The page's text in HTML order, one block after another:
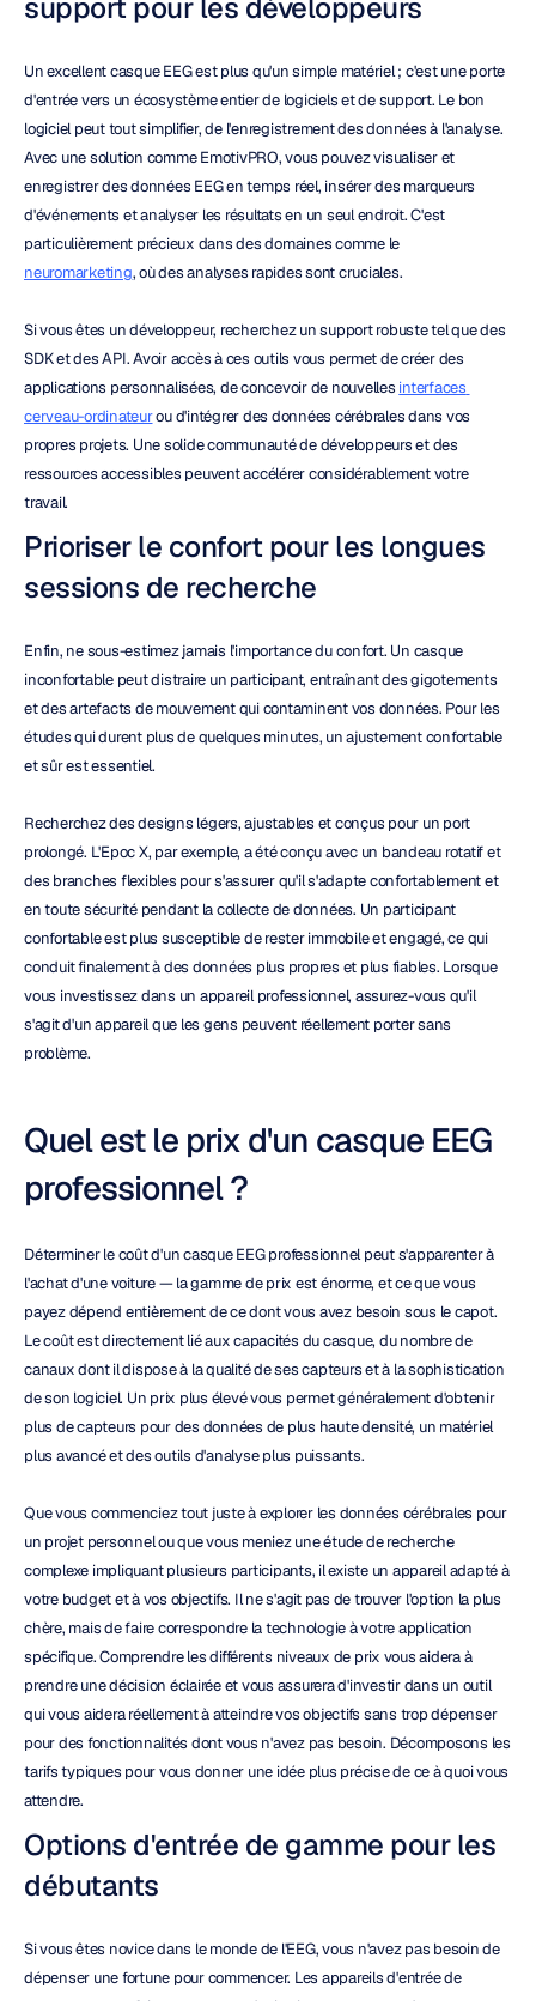
support pour les développeurs
Un excellent casque EEG est plus qu'un simple matériel ; c'est une porte
d'entrée vers un écosystème entier de logiciels et de support. Le bon
logiciel peut tout simplifier, de l'enregistrement des données à l'analyse.
Avec une solution comme EmotivPRO, vous pouvez visualiser et
enregistrer des données EEG en temps réel, insérer des marqueurs
d'événements et analyser les résultats en un seul endroit. C'est
neuromarketing, où des analyses rapides sont cruciales.
Si vous êtes un développeur, recherchez un support robuste tel que des
SDK et des API. Avoir accès à ces outils vous permet de créer des
applications personnalisées, de concevoir de nouvelles interfaces
cerveau-ordinateur ou d'intégrer des données cérébrales dans vos
propres projets. Une solide communauté de développeurs et des
ressources accessibles peuvent accélérer considérablement votre
travail.
Prioriser le confort pour les longues
sessions de recherche
Enfin, ne sous-estimez jamais l'importance du confort. Un casque
inconfortable peut distraire un participant, entraînant des gigotements
et des artefacts de mouvement qui contaminent vos données. Pour les
études qui durent plus de quelques minutes, un ajustement confortable
et sûr est essentiel.
Recherchez des designs légers, ajustables et conçus pour un port
prolongé. L'Epoc X, par exemple, a été conçu avec un bandeau rotatif et
des branches flexibles pour s'assurer qu'il s'adapte confortablement et
en toute sécurité pendant la collecte de données. Un participant
confortable est plus susceptible de rester immobile et engagé, ce qui
conduit finalement à des données plus propres et plus fiables. Lorsque
vous investissez dans un appareil professionnel, assurez-vous qu'il
s'agit d'un appareil que les gens peuvent réellement porter sans
problème.
Quel est le prix d'un casque EEG
professionnel ?
Déterminer le coût d'un casque EEG professionnel peut s'apparenter à
l'achat d'une voiture — la gamme de prix est énorme, et ce que vous
payez dépend entièrement de ce dont vous avez besoin sous le capot.
Le coût est directement lié aux capacités du casque, du nombre de
canaux dont il dispose à la qualité de ses capteurs et à la sophistication
de son logiciel. Un prix plus élevé vous permet généralement d'obtenir
plus de capteurs pour des données de plus haute densité, un matériel
plus avancé et des outils d'analyse plus puissants.
Que vous commenciez tout juste à explorer les données cérébrales pour
un projet personnel ou que vous meniez une étude de recherche
complexe impliquant plusieurs participants, il existe un appareil adapté à
votre budget et à vos objectifs. Il ne s'agit pas de trouver l'option la plus
chère, mais de faire correspondre la technologie à votre application
spécifique. Comprendre les différents niveaux de prix vous aidera à
prendre une décision éclairée et vous assurera d'investir dans un outil
qui vous aidera réellement à atteindre vos objectifs sans trop dépenser
pour des fonctionnalités dont vous n'avez pas besoin. Décomposons les
tarifs typiques pour vous donner une idée plus précise de ce à quoi vous
attendre.
Options d'entrée de gamme pour les
débutants
Si vous êtes novice dans le monde de l'EEG, vous n'avez pas besoin de
dépenser une fortune pour commencer. Les appareils d'entrée de